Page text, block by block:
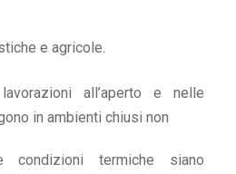
e agricole.
all’aperto e nelle
in ambienti chiusi non
condizioni termiche siano